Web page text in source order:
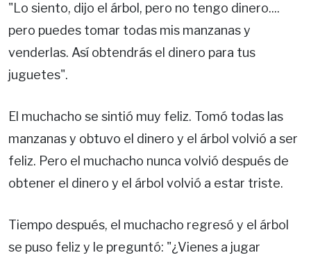
"Lo siento, dijo el árbol, pero no tengo dinero....
pero puedes tomar todas mis manzanas y
venderlas. Así obtendrás el dinero para tus
juguetes".
El muchacho se sintió muy feliz. Tomó todas las
manzanas y obtuvo el dinero y el árbol volvió a ser
feliz. Pero el muchacho nunca volvió después de
obtener el dinero y el árbol volvió a estar triste.
Tiempo después, el muchacho regresó y el árbol
se puso feliz y le preguntó: "¿Vienes a jugar